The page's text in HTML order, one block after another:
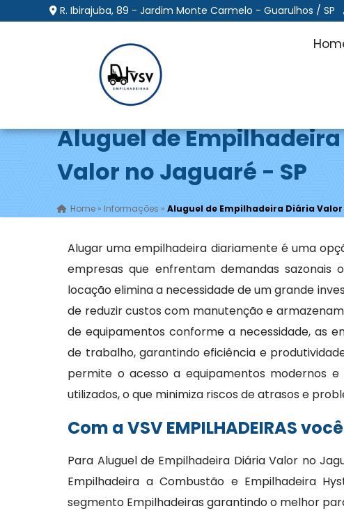
R. Ibirajuba, 89 - Jardim Monte Carmelo - Guarulhos / SP
Aluguel de
Valor no Jaguaré - SP
Home »Informações »Aluguel de Empilhadeira Diária Valor
Alugar uma empilhadeira diariamente é uma
empresas que enfrentam demandas sazonais
locação elimina a necessidade de um grande
de reduzir custos com manutenção e
de equipamentos conforme a necessidade, as
de trabalho, garantindo eficiência e
permite o acesso a equipamentos modernos
utilizados, o que minimiza riscos de atrasos e
Com a VSV EMPILHADEIRAS
Para Aluguel de Empilhadeira Diária Valor no
Empilhadeira a Combustão e Empilhadeira
segmento Empilhadeiras garantindo o melhor